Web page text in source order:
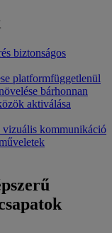
biztonságos
platformfüggetlenül
bárhonnan
aktiválása
vizuális kommunikáció